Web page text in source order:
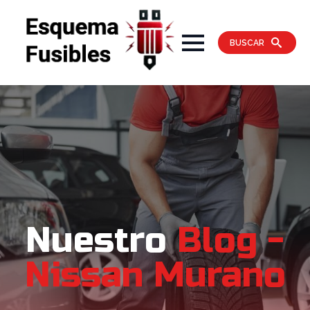
BUSCAR
Nuestro Blog -
Nissan Murano